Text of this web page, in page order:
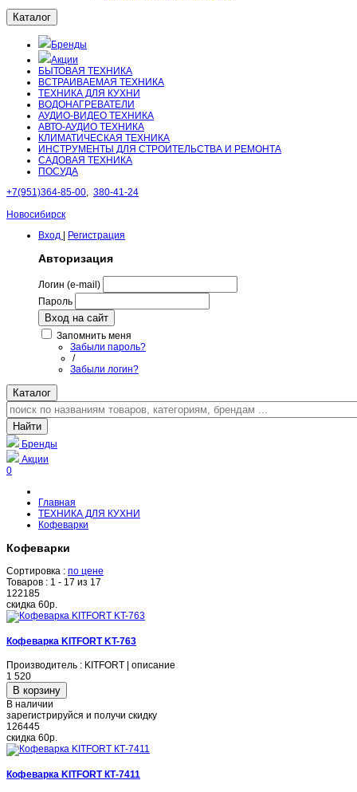
Каталог
Бренды
Акции
БЫТОВАЯ ТЕХНИКА
ВСТРАИВАЕМАЯ ТЕХНИКА
ТЕХНИКА ДЛЯ КУХНИ
ВОДОНАГРЕВАТЕЛИ
АУДИО-ВИДЕО ТЕХНИКА
АВТО-АУДИО ТЕХНИКА
КЛИМАТИЧЕСКАЯ ТЕХНИКА
ИНСТРУМЕНТЫ ДЛЯ СТРОИТЕЛЬСТВА И РЕМОНТА
САДОВАЯ ТЕХНИКА
ПОСУДА
+7(951)364-85-00, 380-41-24
Новосибирск
Вход | Регистрация
Авторизация
Логин (e-mail)
Пароль
Вход на сайт
Запомнить меня
Забыли пароль?
/
Забыли логин?
Каталог
Найти
Бренды
Акции
0
Главная
ТЕХНИКА ДЛЯ КУХНИ
Кофеварки
Кофеварки
Сортировка : по цене
Товаров : 1 - 17 из 17
122185
скидка 60р.
Кофеварка KITFORT KT-763
Производитель : KITFORT | описание
1 520
В наличии
зарегистрируйся и получи скидку
126445
скидка 60р.
Кофеварка KITFORT КТ-7411